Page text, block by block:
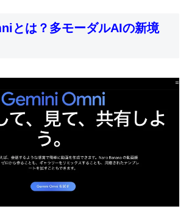
とは？多モーダルAIの新境